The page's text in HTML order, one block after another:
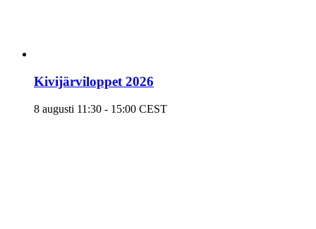
Kivijärviloppet 2026
8 augusti 11:30 - 15:00 CEST